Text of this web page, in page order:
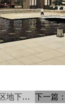
配电室工程 下一篇：